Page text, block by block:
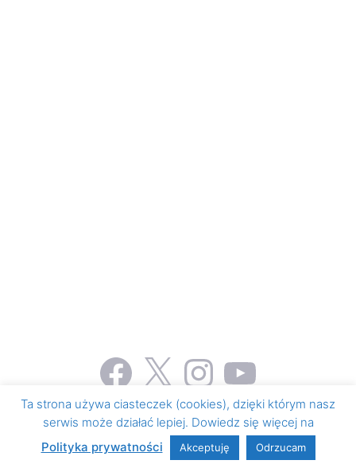
Facebook
X InstagramYouTube
© 2026 Honorowe krwiodawstwo i krwiolecznictwo
Zbudowany z
GeneratePress
Ta strona używa ciasteczek (cookies), dzięki którym nasz
serwis może działać lepiej. Dowiedz się więcej na
Polityka prywatności
Akceptuję Odrzucam